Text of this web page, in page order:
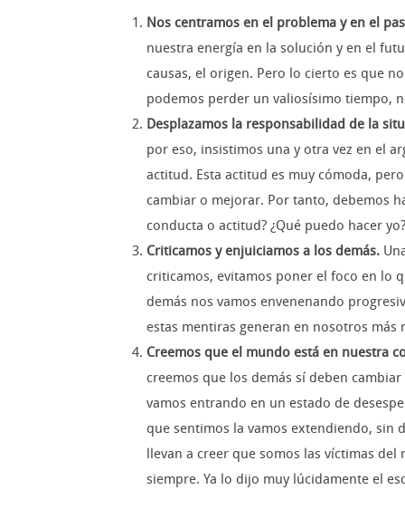
Nos centramos en el problema y en el
nuestra energía en la solución y en el
causas, el origen. Pero lo cierto es que
podemos perder un valiosísimo tiempo,
Desplazamos la responsabilidad de la
por eso, insistimos una y otra vez en el
actitud. Esta actitud es muy cómoda,
cambiar o mejorar. Por tanto, debemos
conducta o actitud? ¿Qué puedo hacer
Criticamos y enjuiciamos a los demás.
criticamos, evitamos poner el foco en lo
demás nos vamos envenenando
estas mentiras generan en nosotros
Creemos que el mundo está en nuestra
creemos que los demás sí deben
vamos entrando en un estado de
que sentimos la vamos extendiendo, sin
llevan a creer que somos las víctimas
siempre. Ya lo dijo muy lúcidamente el